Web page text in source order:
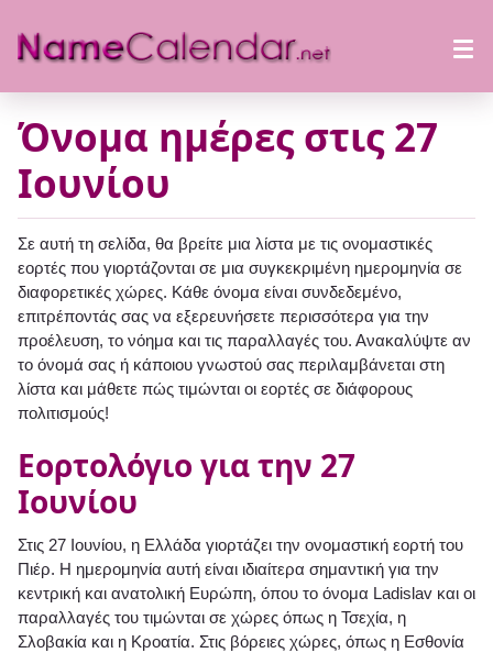
Όνομα ημέρες στις 27
Ιουνίου
Σε αυτή τη σελίδα, θα βρείτε μια λίστα με τις ονομαστικές
εορτές που γιορτάζονται σε μια συγκεκριμένη ημερομηνία σε
διαφορετικές χώρες. Κάθε όνομα είναι συνδεδεμένο,
επιτρέποντάς σας να εξερευνήσετε περισσότερα για την
προέλευση, το νόημα και τις παραλλαγές του. Ανακαλύψτε αν
το όνομά σας ή κάποιου γνωστού σας περιλαμβάνεται στη
λίστα και μάθετε πώς τιμώνται οι εορτές σε διάφορους
πολιτισμούς!
Εορτολόγιο για την 27
Ιουνίου
Στις 27 Ιουνίου, η Ελλάδα γιορτάζει την ονομαστική εορτή του
Πιέρ. Η ημερομηνία αυτή είναι ιδιαίτερα σημαντική για την
κεντρική και ανατολική Ευρώπη, όπου το όνομα Ladislav και οι
παραλλαγές του τιμώνται σε χώρες όπως η Τσεχία, η
Σλοβακία και η Κροατία. Στις βόρειες χώρες, όπως η Εσθονία